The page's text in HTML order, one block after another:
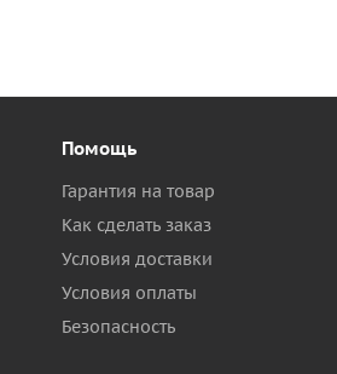
Помощь
Гарантия на товар
Как сделать заказ
Условия доставки
Условия оплаты
Безопасность